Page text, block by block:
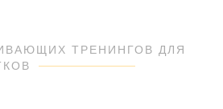
ТРЕНИНГОВ ДЛЯ